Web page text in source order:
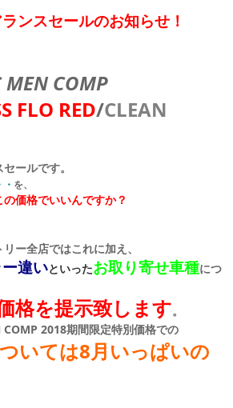
ンスセールのお知らせ！
MEN COMP
FLO RED/CLEAN
ールです。
を、
価格でいいんですか？
ー全店ではこれに加え、
違いといったお取り寄せ車種につ
格を提示致します。
2018期間限定特別価格での
いては8月いっぱいの